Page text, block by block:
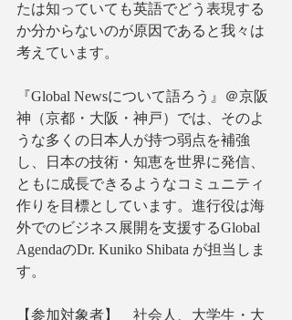
たは知っていても英語でどう表現する
か分からないのが原因であると我々は
考えています。
『Global Newsについて語ろう』＠京阪
神（京都・大阪・神戸）では、そのよ
うな多くの日本人が持つ弱点を補強
し、日本の技術・知恵を世界に発信、
ともに成長できるようなコミュニティ
作りを目標としています。進行役は海
外でのビジネス展開を支援するGlobal
AgendaのDr. Kuniko Shibata が担当しま
す。
【参加対象者】　社会人、大学生・大